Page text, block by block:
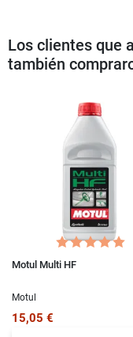
Los clientes que
también
Motul Multi HF
Motul
15,05 €